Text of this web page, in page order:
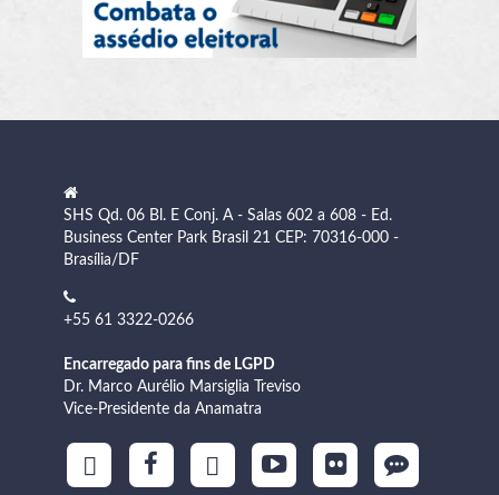
SHS Qd. 06 Bl. E Conj. A - Salas 602 a 608 - Ed.
Business Center Park Brasil 21 CEP: 70316-000 -
Brasília/DF
+55 61 3322-0266
Encarregado para fins de LGPD
Dr. Marco Aurélio Marsiglia Treviso
Vice-Presidente da Anamatra